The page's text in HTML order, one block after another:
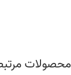
محصولات